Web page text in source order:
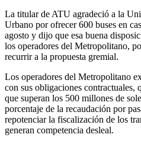
La titular de ATU agradeció a la
Urbano por ofrecer 600 buses en
agosto y dijo que esa buena
los operadores del Metropolitano,
recurrir a la propuesta gremial.
Los operadores del Metropolitano
con sus obligaciones contractuales,
que superan los 500 millones de
porcentaje de la recaudación por
repotenciar la fiscalización de los
generan competencia desleal.